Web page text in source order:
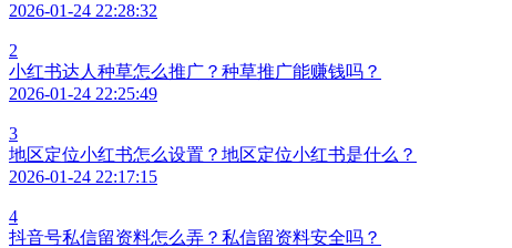
2026-01-24 22:28:32
2
小红书达人种草怎么推广？种草推广能赚钱吗？
2026-01-24 22:25:49
3
地区定位小红书怎么设置？地区定位小红书是什么？
2026-01-24 22:17:15
4
抖音号私信留资料怎么弄？私信留资料安全吗？